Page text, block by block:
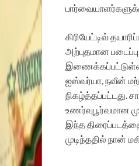
கிரியேட்டிவ்
அற்புதமான படைப்பு
ஐஸ்வர்யா,நவீன்
நிகழ்த்தப்பட்டது.
உணர்வுபூர்வமான
இந்த
முடிந்ததில் நான்